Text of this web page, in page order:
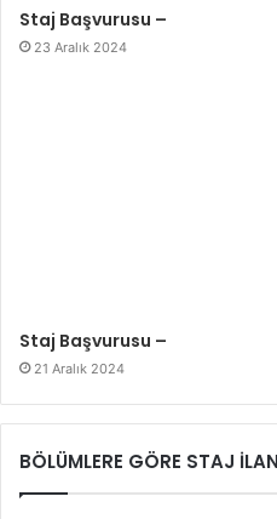
Staj Başvurusu –
23 Aralık 2024
Staj Başvurusu –
21 Aralık 2024
BÖLÜMLERE GÖRE STAJ